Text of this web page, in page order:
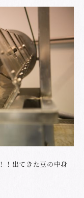
！出てきた豆の中身